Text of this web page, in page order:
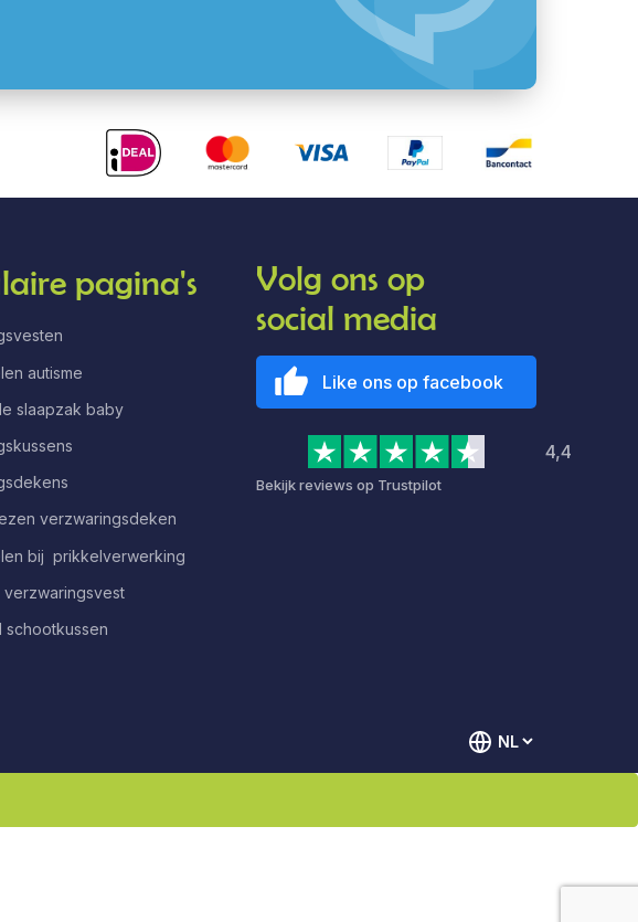
pagina's
autisme
slaapzak baby
verzwaringsdeken
bij prikkelverwerking
schootkussen
Volg ons op
social media
Like ons op facebook
4,4
Bekijk reviews op Trustpilot